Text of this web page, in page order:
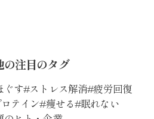
の注目のタグ
ぐす ストレス解消 疲労回復
テイン 痩せる 眠れない